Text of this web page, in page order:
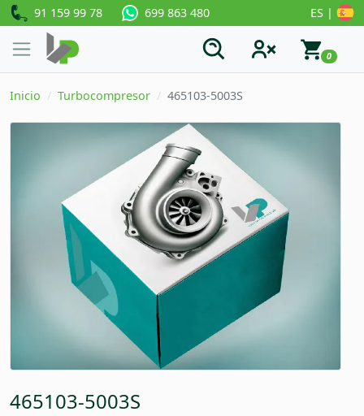
91 159 99 78 699 863 480 ES |
0
Inicio Turbocompresor 465103-5003S
465103-5003S